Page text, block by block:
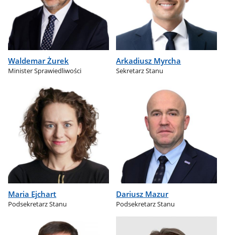
Waldemar Żurek
Minister Sprawiedliwości
Arkadiusz Myrcha
Sekretarz Stanu
Maria Ejchart
Podsekretarz Stanu
Dariusz Mazur
Podsekretarz Stanu